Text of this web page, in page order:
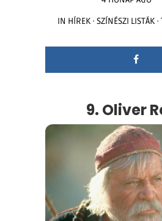
IN HÍREK · SZÍNÉSZI LISTÁK ·
9. Oliver